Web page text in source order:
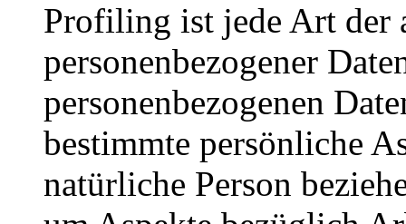
Profiling ist jede Art der
personenbezogener
personenbezogenen
bestimmte persönliche
natürliche Person